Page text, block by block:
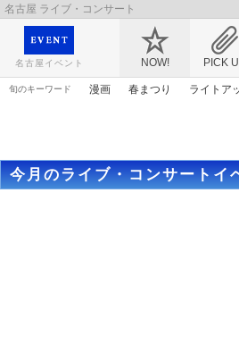
名古屋 ライブ・コンサート
映画や音楽コンサート、レジャーやアート、テレビ
屋のイベント情報を幅広く掲載
名古屋イベント NOW! PICK
旬のキーワード 漫画 春まつり ライトア
今月のライブ・コンサートイ